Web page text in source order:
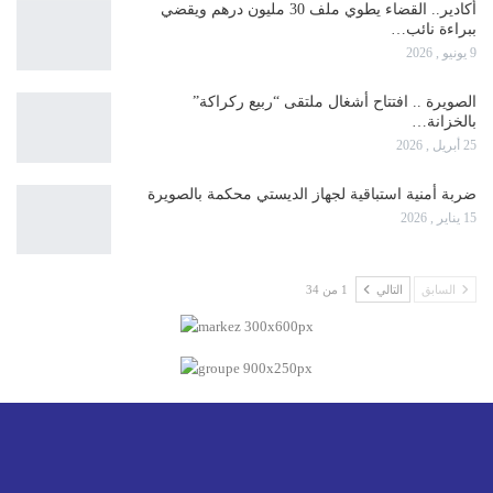
أكادير.. القضاء يطوي ملف 30 مليون درهم ويقضي
ببراءة نائب…
9 يونيو , 2026
الصويرة .. افتتاح أشغال ملتقى “ربيع ركراكة”
بالخزانة…
25 أبريل , 2026
ضربة أمنية استباقية لجهاز الديستي محكمة بالصويرة
15 يناير , 2026
السابق التالي 1 من 34